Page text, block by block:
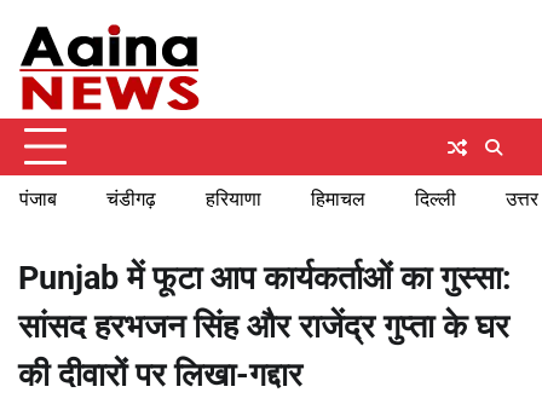
content
पंजाब चंडीगढ़ हरियाणा हिमाचल दिल्ली
Punjab में फूटा आप कार्यकर्ताओं का गुस्सा:
सांसद हरभजन सिंह और राजेंद्र गुप्ता के घर
की दीवारों पर लिखा-गद्दार